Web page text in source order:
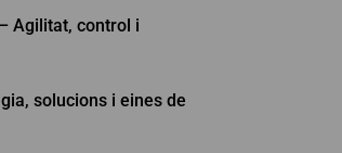
Agilitat, control i
solucions i eines de